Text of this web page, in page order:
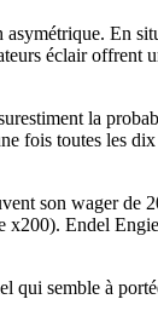
En
éclair offrent
la
fois toutes les
son wager de
Endel
qui semble à